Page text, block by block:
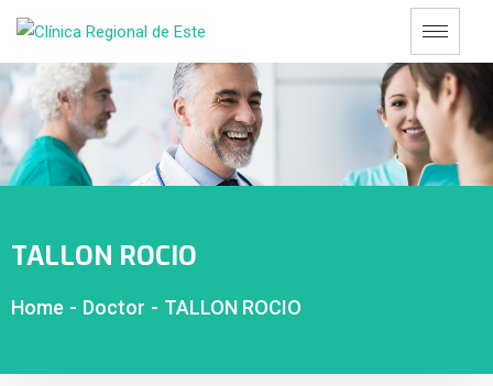
TALLON ROCIO
Home - Doctor - TALLON ROCIO